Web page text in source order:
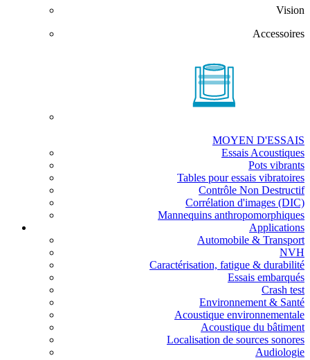
Vision
Accessoires
MOYEN D'ESSAIS
Essais Acoustiques
Pots vibrants
Tables pour essais vibratoires
Contrôle Non Destructif
Corrélation d'images (DIC)
Mannequins anthropomorphiques
Applications
Automobile & Transport
NVH
Caractérisation, fatigue & durabilité
Essais embarqués
Crash test
Environnement & Santé
Acoustique environnementale
Acoustique du bâtiment
Localisation de sources sonores
Audiologie